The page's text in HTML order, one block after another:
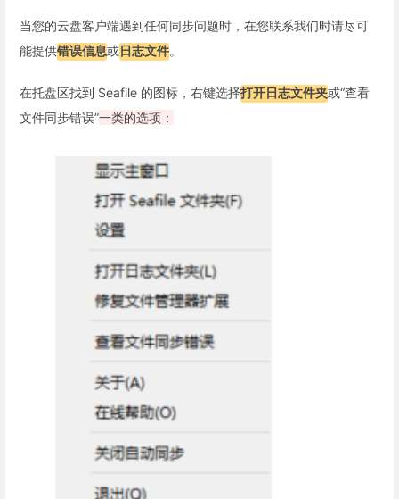
当您的云盘客户端遇到任何同步问题时，在您联系我们时请尽可
能提供错误信息或日志文件。
在托盘区找到 Seafile 的图标，右键选择打开日志文件夹或“查看
文件同步错误”一类的选项：